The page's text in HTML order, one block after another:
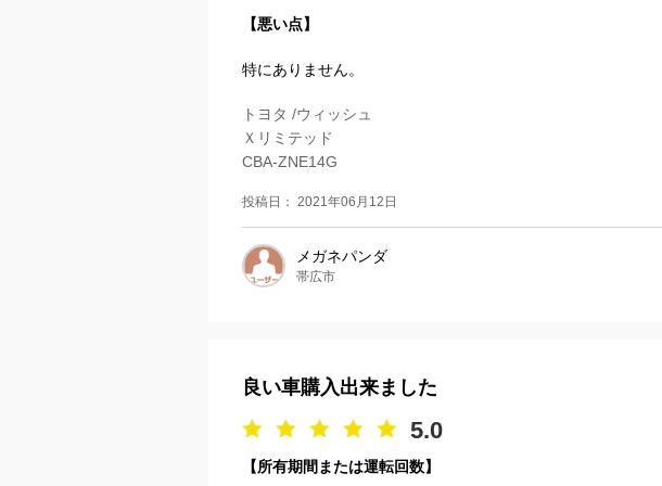
【悪い点】
特にありません。
トヨタ /ウィッシュ
Ｘリミテッド
CBA-ZNE14G
投稿日： 2021年06月12日
メガネパンダ
帯広市
良い車購入出来ました
5.0
【所有期間または運転回数】